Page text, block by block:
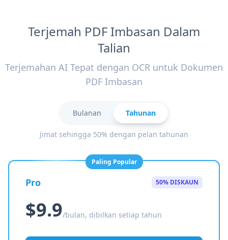
Terjemah PDF Imbasan Dalam
Talian
Terjemahan AI Tepat dengan OCR untuk Dokumen
PDF Imbasan
Bulanan Tahunan
Jimat sehingga 50% dengan pelan tahunan
Paling Popular
Pro 50% DISKAUN
$9.9/bulan, dibilkan setiap tahun